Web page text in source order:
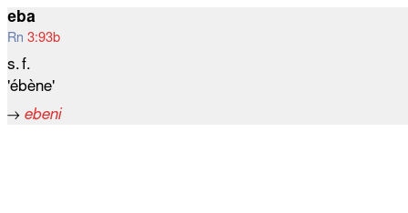
eba
Rn 3:93b
s. f.
'ébène'
→ ebeni